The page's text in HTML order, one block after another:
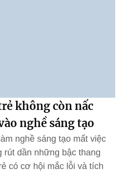
không còn nấc
nghề sáng tạo
nghề sáng tạo mất việc
rút dần những bậc thang
có cơ hội mắc lỗi và tích